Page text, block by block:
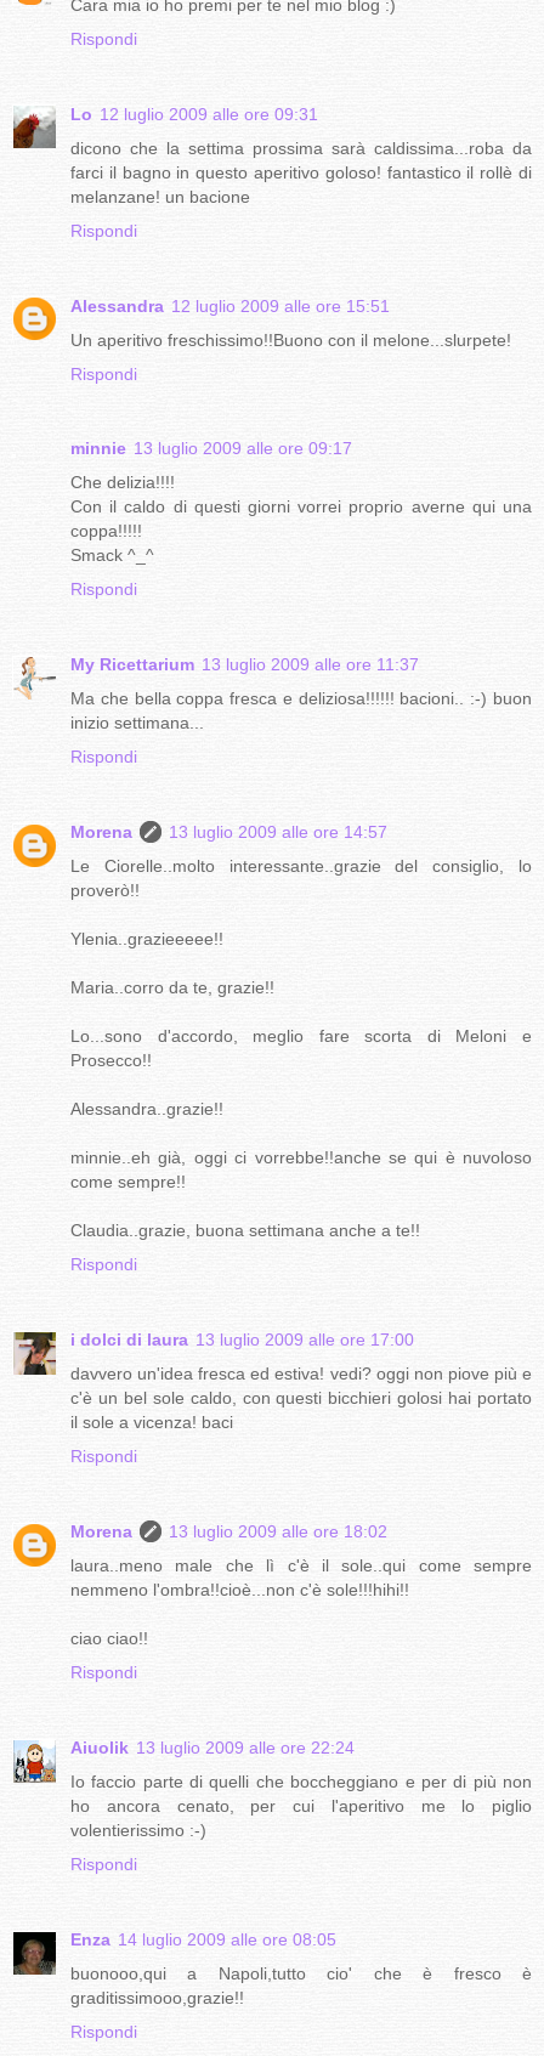
Cara mia io ho premi per te nel mio blog :)
Rispondi
Lo 12 luglio 2009 alle ore 09:31
dicono che la settima prossima sarà caldissima...roba da
farci il bagno in questo aperitivo goloso! fantastico il rollè di
melanzane! un bacione
Rispondi
Alessandra 12 luglio 2009 alle ore 15:51
Un aperitivo freschissimo!!Buono con il melone...slurpete!
Rispondi
minnie 13 luglio 2009 alle ore 09:17
Che delizia!!!!
Con il caldo di questi giorni vorrei proprio averne qui una
coppa!!!!!
Smack ^_^
Rispondi
My Ricettarium 13 luglio 2009 alle ore 11:37
Ma che bella coppa fresca e deliziosa!!!!!! bacioni.. :-) buon
inizio settimana...
Rispondi
Morena
13 luglio 2009 alle ore 14:57
Le Ciorelle..molto interessante..grazie del consiglio, lo
proverò!!
Ylenia..grazieeeee!!
Maria..corro da te, grazie!!
Lo...sono d'accordo, meglio fare scorta di Meloni e
Prosecco!!
Alessandra..grazie!!
minnie..eh già, oggi ci vorrebbe!!anche se qui è nuvoloso
come sempre!!
Claudia..grazie, buona settimana anche a te!!
Rispondi
i dolci di laura 13 luglio 2009 alle ore 17:00
davvero un'idea fresca ed estiva! vedi? oggi non piove più e
c'è un bel sole caldo, con questi bicchieri golosi hai portato
il sole a vicenza! baci
Rispondi
Morena
13 luglio 2009 alle ore 18:02
laura..meno male che lì c'è il sole..qui come sempre
nemmeno l'ombra!!cioè...non c'è sole!!!hihi!!
ciao ciao!!
Rispondi
Aiuolik 13 luglio 2009 alle ore 22:24
Io faccio parte di quelli che boccheggiano e per di più non
ho ancora cenato, per cui l'aperitivo me lo piglio
volentierissimo :-)
Rispondi
Enza 14 luglio 2009 alle ore 08:05
buonooo,qui a Napoli,tutto cio' che è fresco è
graditissimooo,grazie!!
Rispondi